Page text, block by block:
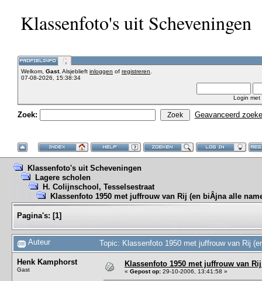
Klassenfoto's uit Scheveningen
Welkom, Gast. Alsjeblieft inloggen of registreren
07-08-2026, 15:38:34
Login met
Zoek: Geavanceerd
Klassenfoto's uit Scheveningen
Lagere scholen
H. Colijnschool, Tesselsestraat
Klassenfoto 1950 met juffrouw van Rij (en biÂ­jna alle
Pagina's: [1]
Auteur Topic: Klassenfoto 1950 met juffrouw van Rij
Henk Kamphorst
Gast
Klassenfoto 1950 met juffrouw van
« Gepost op: 29-10-2006, 13:41:58 »